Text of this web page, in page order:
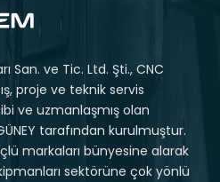
San. ve Tic. Ltd. Şti., CNC
proje ve teknik servis
ve uzmanlaşmış olan
tarafından kurulmuştur.
markaları bünyesine alarak
sektörüne çok yönlü